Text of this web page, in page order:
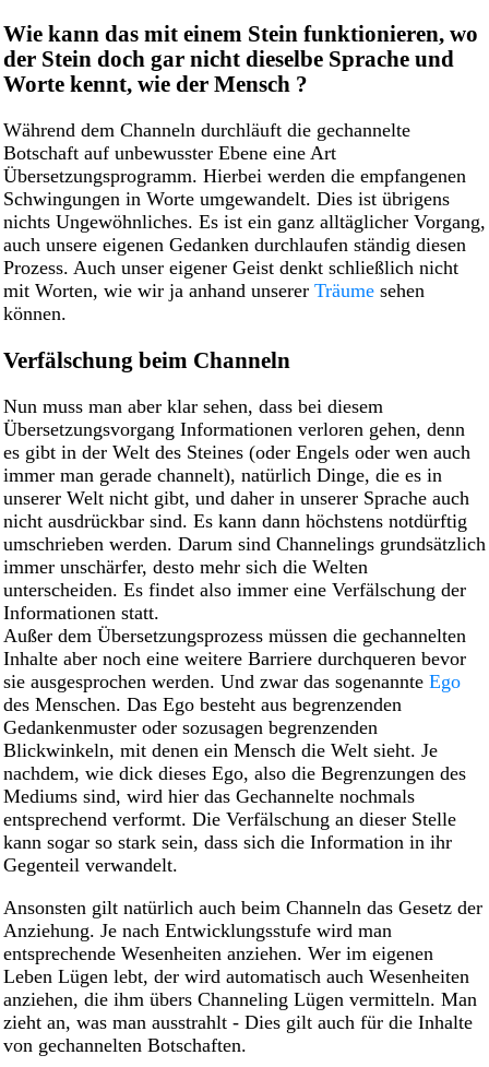
Wie kann das mit einem Stein funktionieren, wo
der Stein doch gar nicht dieselbe Sprache und
Worte kennt, wie der Mensch ?
Während dem Channeln durchläuft die gechannelte
Botschaft auf unbewusster Ebene eine Art
Übersetzungsprogramm. Hierbei werden die empfangenen
Schwingungen in Worte umgewandelt. Dies ist übrigens
nichts Ungewöhnliches. Es ist ein ganz alltäglicher Vorgang,
auch unsere eigenen Gedanken durchlaufen ständig diesen
Prozess. Auch unser eigener Geist denkt schließlich nicht
mit Worten, wie wir ja anhand unserer Träume sehen
können.
Verfälschung beim Channeln
Nun muss man aber klar sehen, dass bei diesem
Übersetzungsvorgang Informationen verloren gehen, denn
es gibt in der Welt des Steines (oder Engels oder wen auch
immer man gerade channelt), natürlich Dinge, die es in
unserer Welt nicht gibt, und daher in unserer Sprache auch
nicht ausdrückbar sind. Es kann dann höchstens notdürftig
umschrieben werden. Darum sind Channelings grundsätzlich
immer unschärfer, desto mehr sich die Welten
unterscheiden. Es findet also immer eine Verfälschung der
Informationen statt.
Außer dem Übersetzungsprozess müssen die gechannelten
Inhalte aber noch eine weitere Barriere durchqueren bevor
sie ausgesprochen werden. Und zwar das sogenannte Ego
des Menschen. Das Ego besteht aus begrenzenden
Gedankenmuster oder sozusagen begrenzenden
Blickwinkeln, mit denen ein Mensch die Welt sieht. Je
nachdem, wie dick dieses Ego, also die Begrenzungen des
Mediums sind, wird hier das Gechannelte nochmals
entsprechend verformt. Die Verfälschung an dieser Stelle
kann sogar so stark sein, dass sich die Information in ihr
Gegenteil verwandelt.
Ansonsten gilt natürlich auch beim Channeln das Gesetz der
Anziehung. Je nach Entwicklungsstufe wird man
entsprechende Wesenheiten anziehen. Wer im eigenen
Leben Lügen lebt, der wird automatisch auch Wesenheiten
anziehen, die ihm übers Channeling Lügen vermitteln. Man
zieht an, was man ausstrahlt - Dies gilt auch für die Inhalte
von gechannelten Botschaften.